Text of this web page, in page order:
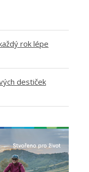
rok lépe
destiček